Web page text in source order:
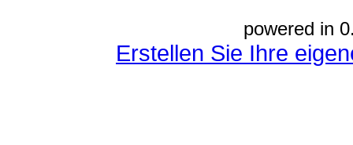
powered in
Erstellen Sie Ihre